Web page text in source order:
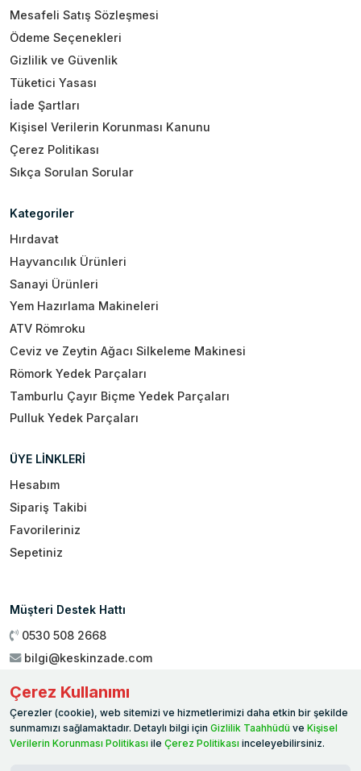
Mesafeli Satış Sözleşmesi
Ödeme Seçenekleri
Gizlilik ve Güvenlik
Tüketici Yasası
İade Şartları
Kişisel Verilerin Korunması Kanunu
Çerez Politikası
Sıkça Sorulan Sorular
Kategoriler
Hırdavat
Hayvancılık Ürünleri
Sanayi Ürünleri
Yem Hazırlama Makineleri
ATV Römroku
Ceviz ve Zeytin Ağacı Silkeleme Makinesi
Römork Yedek Parçaları
Tamburlu Çayır Biçme Yedek Parçaları
Pulluk Yedek Parçaları
ÜYE LİNKLERİ
Hesabım
Sipariş Takibi
Favorileriniz
Sepetiniz
Müşteri Destek Hattı
0530 508 2668
bilgi@keskinzade.com
Genel Merkez: Yükseliş Mah. 1461. Sokak No:2/1 19 Mayıs
Ballıca / SAMSUN
Çerez Kullanımı
Çerezler (cookie), web sitemizi ve hizmetlerimizi daha etkin bir şekilde
sunmamızı sağlamaktadır. Detaylı bilgi için Gizlilik Taahhüdü ve Kişisel
Verilerin Korunması Politikası ile Çerez Politikası inceleyebilirsiniz.